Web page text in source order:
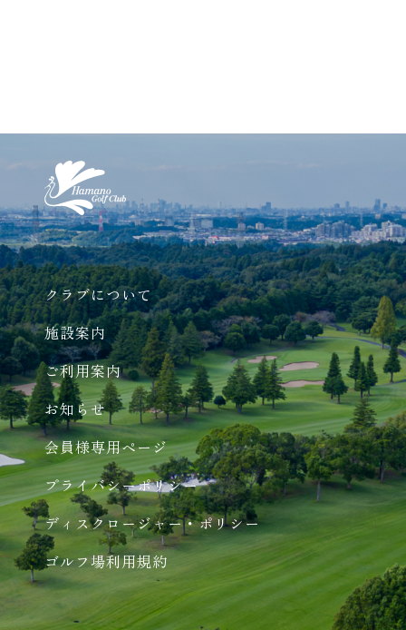
クラブについて
施設案内
ご利用案内
お知らせ
会員様専用ページ
プライバシーポリシー
ディスクロージャー・ポリシー
ゴルフ場利用規約